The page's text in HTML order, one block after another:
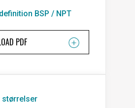
BSP / NPT
PDF
størrelser